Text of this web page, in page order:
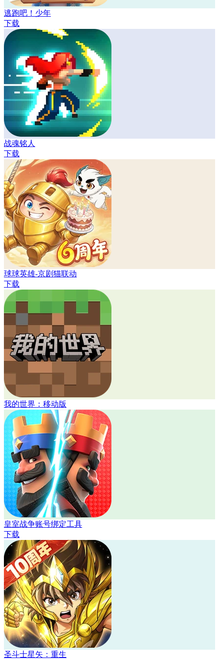
逃跑吧！少年
下载
战魂铭人
下载
球球英雄-京剧猫联动
下载
我的世界：移动版
皇室战争账号绑定工具
下载
圣斗士星矢：重生